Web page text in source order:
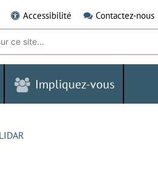
Accessibilité Contactez-nous
Impliquez-vous